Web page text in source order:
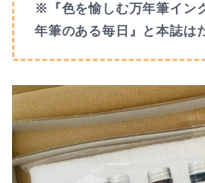
※『色を愉しむ万年筆イン
年筆のある毎日』と本誌は